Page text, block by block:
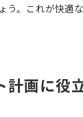
う。これが快適
計画に役